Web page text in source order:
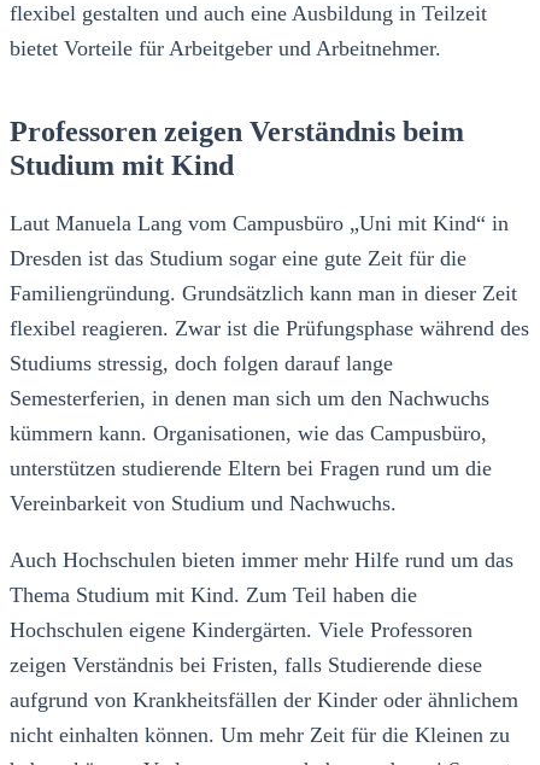
flexibel gestalten und auch eine Ausbildung in Teilzeit
bietet Vorteile für Arbeitgeber und Arbeitnehmer.
Professoren zeigen Verständnis beim
Studium mit Kind
Laut Manuela Lang vom Campusbüro „Uni mit Kind“ in
Dresden ist das Studium sogar eine gute Zeit für die
Familiengründung. Grundsätzlich kann man in dieser Zeit
flexibel reagieren. Zwar ist die Prüfungsphase während des
Studiums stressig, doch folgen darauf lange
Semesterferien, in denen man sich um den Nachwuchs
kümmern kann. Organisationen, wie das Campusbüro,
unterstützen studierende Eltern bei Fragen rund um die
Vereinbarkeit von Studium und Nachwuchs.
Auch Hochschulen bieten immer mehr Hilfe rund um das
Thema Studium mit Kind. Zum Teil haben die
Hochschulen eigene Kindergärten. Viele Professoren
zeigen Verständnis bei Fristen, falls Studierende diese
aufgrund von Krankheitsfällen der Kinder oder ähnlichem
nicht einhalten können. Um mehr Zeit für die Kleinen zu